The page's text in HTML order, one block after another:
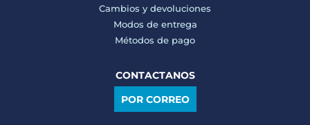
Cambios y devoluciones
Modos de entrega
Métodos de pago
CONTACTANOS
POR CORREO